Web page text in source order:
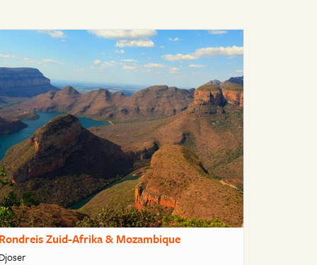
Zuid-Afrika & Mozambique